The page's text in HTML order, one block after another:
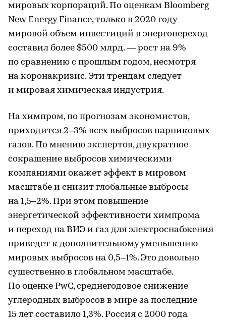
мировых корпораций. По оценкам Bloomberg
New Energy Finance, только в 2020 году
мировой объем инвестиций в энергопереход
составил более $500 млрд. — рост на 9%
по сравнению с прошлым годом, несмотря
на коронакризис. Эти трендам следует
и мировая химическая индустрия.
На химпром, по прогнозам экономистов,
приходится 2–3% всех выбросов парниковых
газов. По мнению экспертов, двукратное
сокращение выбросов химическими
компаниями окажет эффект в мировом
масштабе и снизит глобальные выбросы
на 1,5–2%. При этом повышение
энергетической эффективности химпрома
и переход на ВИЭ и газ для электроснабжения
приведет к дополнительному уменьшению
мировых выбросов на 0,5–1%. Это довольно
существенно в глобальном масштабе.
По оценке PwC, среднегодовое снижение
углеродных выбросов в мире за последние
15 лет составило 1,3%. Россия с 2000 года